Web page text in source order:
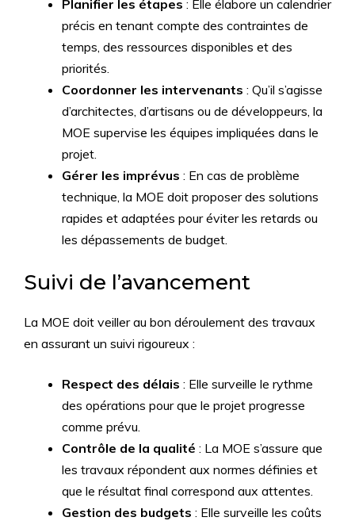
Planifier les étapes : Elle élabore un calendrier
précis en tenant compte des contraintes de
temps, des ressources disponibles et des
priorités.
Coordonner les intervenants : Qu’il s’agisse
d’architectes, d’artisans ou de développeurs, la
MOE supervise les équipes impliquées dans le
projet.
Gérer les imprévus : En cas de problème
technique, la MOE doit proposer des solutions
rapides et adaptées pour éviter les retards ou
les dépassements de budget.
Suivi de l’avancement
La MOE doit veiller au bon déroulement des travaux
en assurant un suivi rigoureux :
Respect des délais : Elle surveille le rythme
des opérations pour que le projet progresse
comme prévu.
Contrôle de la qualité : La MOE s’assure que
les travaux répondent aux normes définies et
que le résultat final correspond aux attentes.
Gestion des budgets : Elle surveille les coûts